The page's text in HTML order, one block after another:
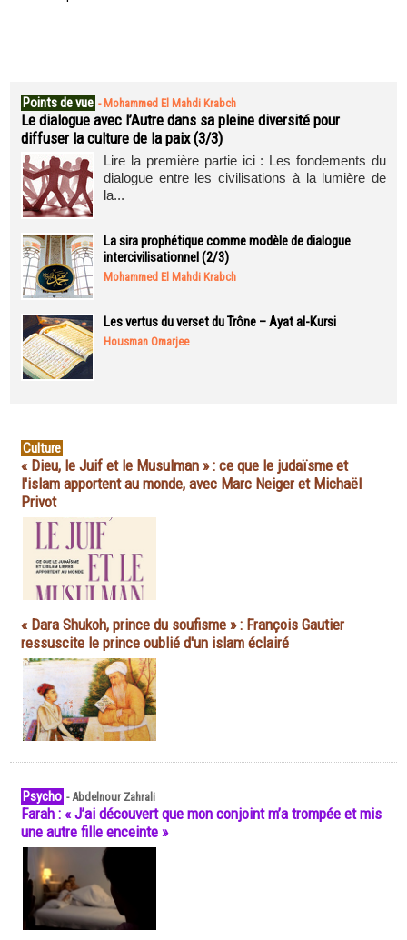
Points de vue - Mohammed El Mahdi Krabch
Le dialogue avec l’Autre dans sa pleine diversité pour
diffuser la culture de la paix (3/3)
Lire la première partie ici : Les fondements du
dialogue entre les civilisations à la lumière de
la...
La sira prophétique comme modèle de dialogue
intercivilisationnel (2/3)
Mohammed El Mahdi Krabch
Les vertus du verset du Trône – Ayat al-Kursi
Housman Omarjee
Culture
« Dieu, le Juif et le Musulman » : ce que le judaïsme et
l'islam apportent au monde, avec Marc Neiger et Michaël
Privot
« Dara Shukoh, prince du soufisme » : François Gautier
ressuscite le prince oublié d'un islam éclairé
Psycho -Abdelnour Zahrali
Farah : « J’ai découvert que mon conjoint m’a trompée et mis
une autre fille enceinte »